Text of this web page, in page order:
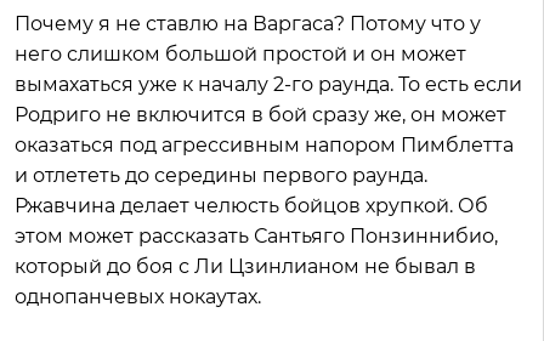
Почему я не ставлю на Варгаса? Потому что у
него слишком большой простой и он может
вымахаться уже к началу 2-го раунда. То есть если
Родриго не включится в бой сразу же, он может
оказаться под агрессивным напором Пимблетта
и отлететь до середины первого раунда.
Ржавчина делает челюсть бойцов хрупкой. Об
этом может рассказать Сантьяго Понзиннибио,
который до боя с Ли Цзинлианом не бывал в
однопанчевых нокаутах.